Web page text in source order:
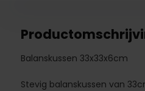
Balanskussen 33x33x6cm
Stevig balanskussen van